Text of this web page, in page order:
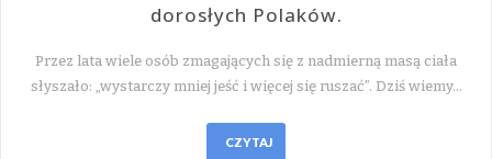
dorosłych Polaków.
Przez lata wiele osób zmagających się z nadmierną masą ciała
słyszało: „wystarczy mniej jeść i więcej się ruszać”. Dziś wiemy…
CZYTAJ